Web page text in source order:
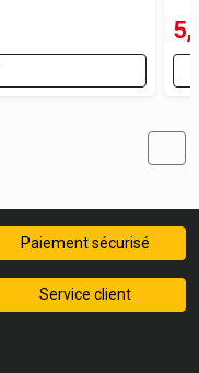
Paiement sécurisé
Service client